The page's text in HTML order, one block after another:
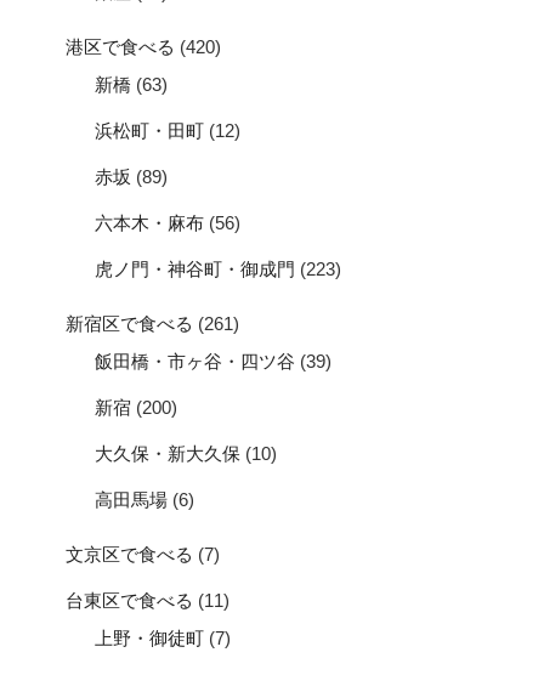
港区で食べる (420)
新橋 (63)
浜松町・田町 (12)
赤坂 (89)
六本木・麻布 (56)
虎ノ門・神谷町・御成門 (223)
新宿区で食べる (261)
飯田橋・市ヶ谷・四ツ谷 (39)
新宿 (200)
大久保・新大久保 (10)
高田馬場 (6)
文京区で食べる (7)
台東区で食べる (11)
上野・御徒町 (7)